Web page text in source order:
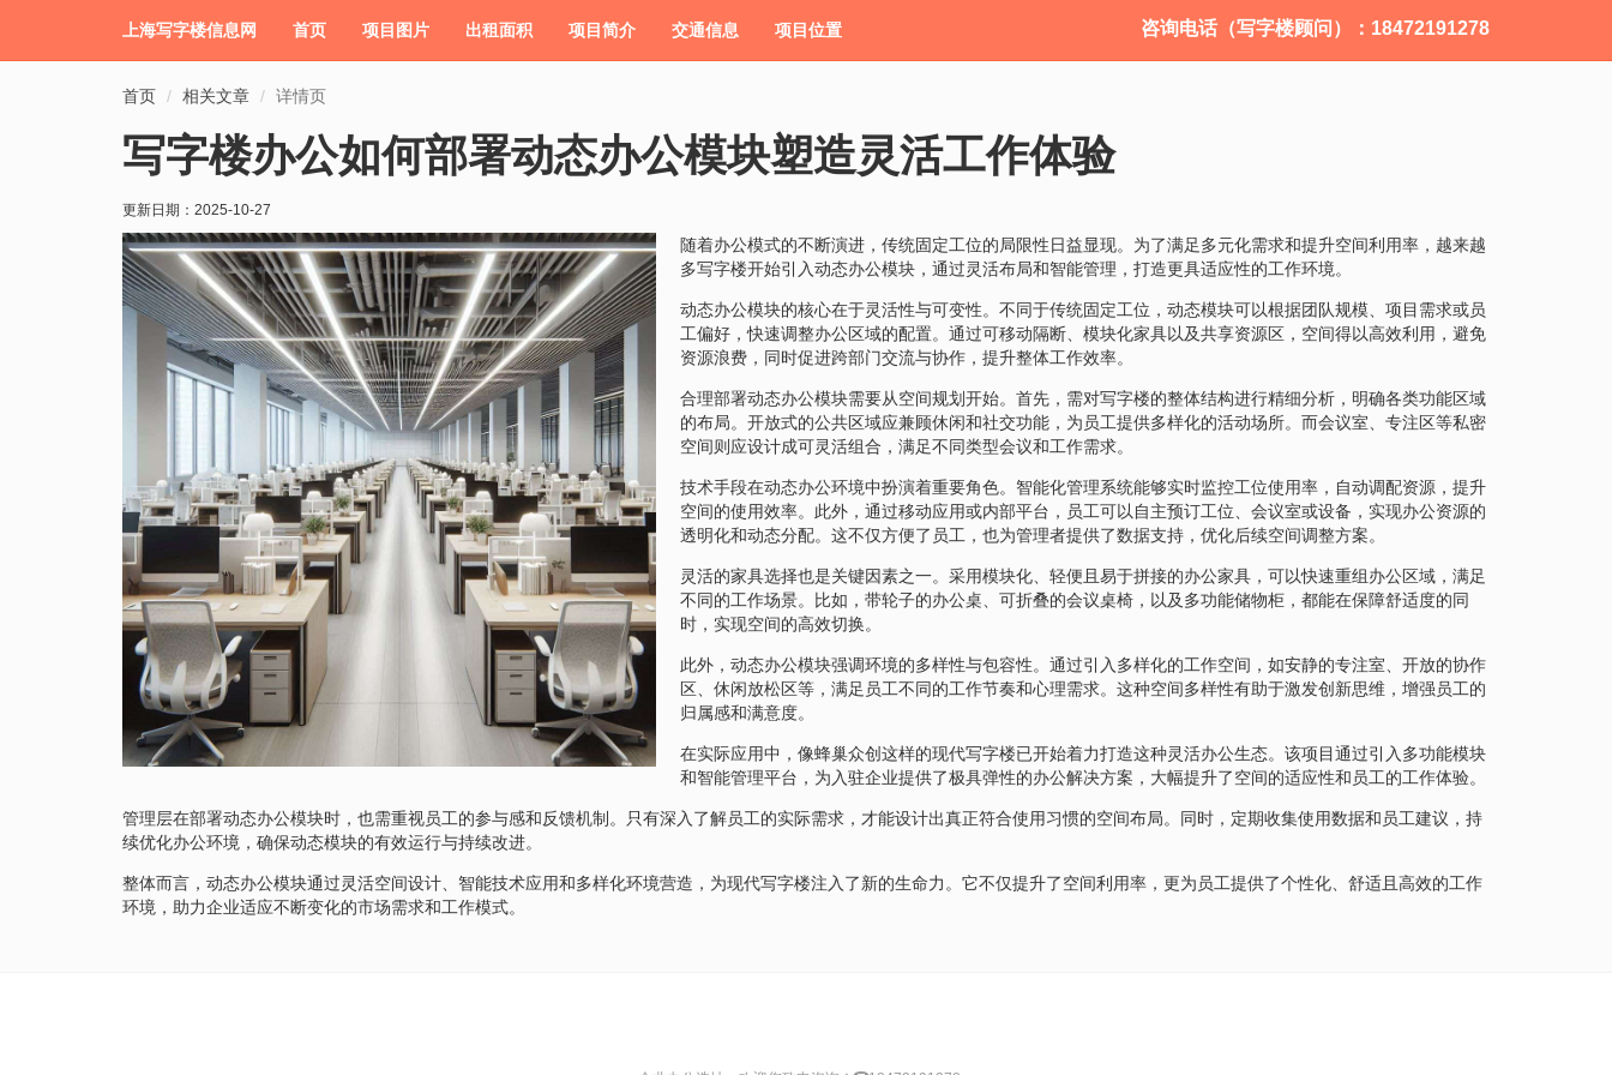
上海写字楼信息网 首页 项目图片 出租面积 项目简介 交通信息 项目位置 咨询电话（写字楼顾问）：18472191278
首页 相关文章 详情页
写字楼办公如何部署动态办公模块塑造灵活工作体验
更新日期： 2025-10-27
随着办公模式的不断演进，传统固定工位的局限性日益显现。为了满足多元化需求和提升空间利用率，越来越
多写字楼开始引入动态办公模块，通过灵活布局和智能管理，打造更具适应性的工作环境。
动态办公模块的核心在于灵活性与可变性。不同于传统固定工位，动态模块可以根据团队规模、项目需求或员
工偏好，快速调整办公区域的配置。通过可移动隔断、模块化家具以及共享资源区，空间得以高效利用，避免
资源浪费，同时促进跨部门交流与协作，提升整体工作效率。
合理部署动态办公模块需要从空间规划开始。首先，需对写字楼的整体结构进行精细分析，明确各类功能区域
的布局。开放式的公共区域应兼顾休闲和社交功能，为员工提供多样化的活动场所。而会议室、专注区等私密
空间则应设计成可灵活组合，满足不同类型会议和工作需求。
技术手段在动态办公环境中扮演着重要角色。智能化管理系统能够实时监控工位使用率，自动调配资源，提升
空间的使用效率。此外，通过移动应用或内部平台，员工可以自主预订工位、会议室或设备，实现办公资源的
透明化和动态分配。这不仅方便了员工，也为管理者提供了数据支持，优化后续空间调整方案。
灵活的家具选择也是关键因素之一。采用模块化、轻便且易于拼接的办公家具，可以快速重组办公区域，满足
不同的工作场景。比如，带轮子的办公桌、可折叠的会议桌椅，以及多功能储物柜，都能在保障舒适度的同
时，实现空间的高效切换。
此外，动态办公模块强调环境的多样性与包容性。通过引入多样化的工作空间，如安静的专注室、开放的协作
区、休闲放松区等，满足员工不同的工作节奏和心理需求。这种空间多样性有助于激发创新思维，增强员工的
归属感和满意度。
在实际应用中，像蜂巢众创这样的现代写字楼已开始着力打造这种灵活办公生态。该项目通过引入多功能模块
和智能管理平台，为入驻企业提供了极具弹性的办公解决方案，大幅提升了空间的适应性和员工的工作体验。
管理层在部署动态办公模块时，也需重视员工的参与感和反馈机制。只有深入了解员工的实际需求，才能设计出真正符合使用习惯的空间布局。同时，定期收集使用数据和员工建议，持
续优化办公环境，确保动态模块的有效运行与持续改进。
整体而言，动态办公模块通过灵活空间设计、智能技术应用和多样化环境营造，为现代写字楼注入了新的生命力。它不仅提升了空间利用率，更为员工提供了个性化、舒适且高效的工作
环境，助力企业适应不断变化的市场需求和工作模式。